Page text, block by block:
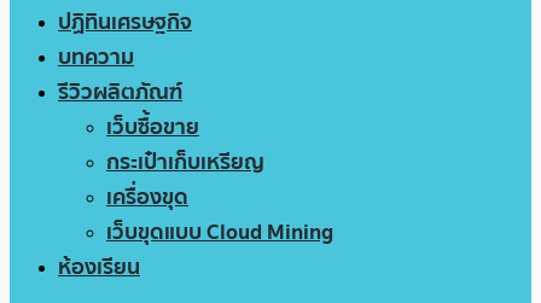
ปฏิทินเศรษฐกิจ
บทความ
รีวิวผลิตภัณฑ์
เว็บซื้อขาย
กระเป๋าเก็บเหรียญ
เครื่องขุด
เว็บขุดแบบ Cloud Mining
ห้องเรียน